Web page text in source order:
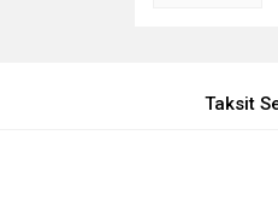
Taksit